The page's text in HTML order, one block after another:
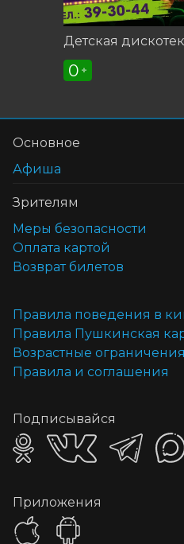
Детская
0 +
Основное
Афиша
Зрителям
Меры безопасности
Оплата картой
Возврат билетов
Правила поведения в
Правила Пушкинская
Возрастные ограничения
Правила и соглашения
Подписывайся
Приложения